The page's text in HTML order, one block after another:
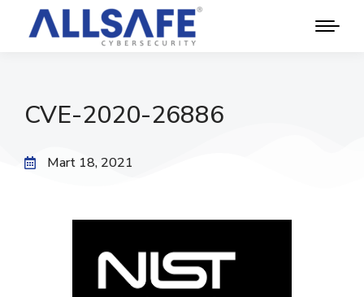
CVE-2020-26886
Mart 18, 2021